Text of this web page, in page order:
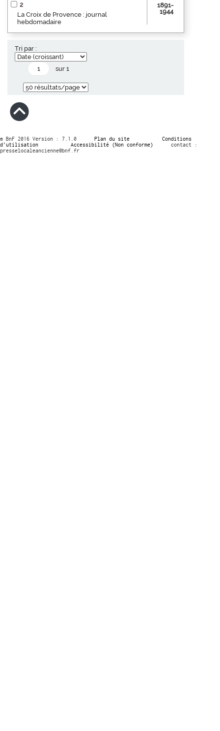
2
La Croix de Provence : journal
hebdomadaire
1891-
1944
Tri par :
sur 1
© BnF 2016 Version : 7.1.0 Plan du site
Conditions
d’utilisation
Accessibilité (Non conforme)
contact :
presselocaleancienne@bnf.fr